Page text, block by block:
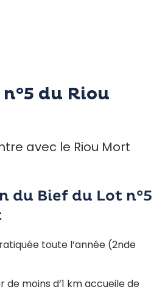
du Riou
avec le Riou Mort
du Bief du Lot n°5
toute l’année (2nde
de moins d‘1 km accueile de